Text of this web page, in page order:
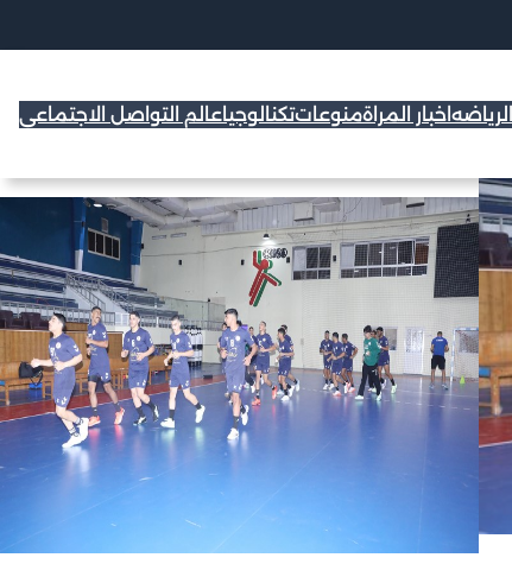
الرياضه اخبار المراةمنوعاتتكنالوجياعالم التواصل الاجتماعي